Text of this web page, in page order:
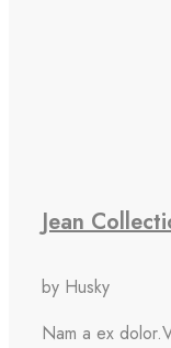
Jean
by Husky
Nam a ex